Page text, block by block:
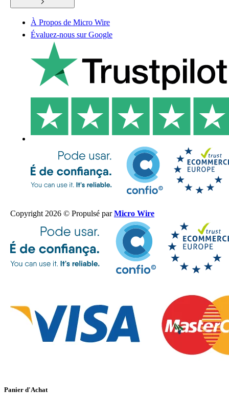
À Propos de Micro Wire
Évaluez-nous sur Google
Copyright 2026 © Propulsé parMicro Wire
Panier d'Achat